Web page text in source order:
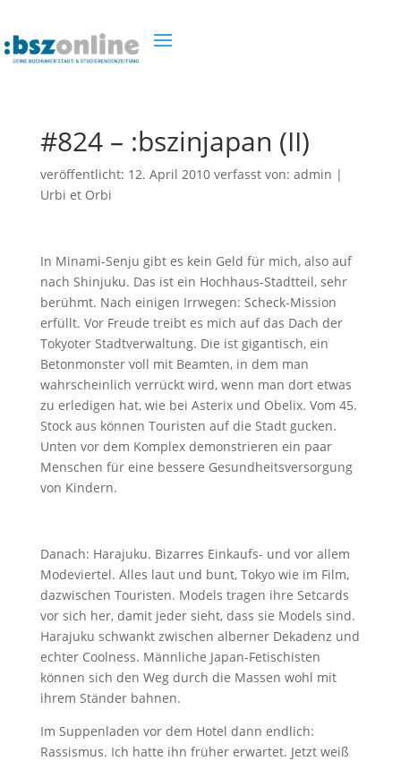
#824 – :bszinjapan (II)
veröffentlicht: 12. April 2010verfasst von: admin |
Urbi et Orbi
In Minami-Senju gibt es kein Geld für mich, also auf
nach Shinjuku. Das ist ein Hochhaus-Stadtteil, sehr
berühmt. Nach einigen Irrwegen: Scheck-Mission
erfüllt. Vor Freude treibt es mich auf das Dach der
Tokyoter Stadtverwaltung. Die ist gigantisch, ein
Betonmonster voll mit Beamten, in dem man
wahrscheinlich verrückt wird, wenn man dort etwas
zu erledigen hat, wie bei Asterix und Obelix. Vom 45.
Stock aus können Touristen auf die Stadt gucken.
Unten vor dem Komplex demonstrieren ein paar
Menschen für eine bessere Gesundheitsversorgung
von Kindern.
Danach: Harajuku. Bizarres Einkaufs- und vor allem
Modeviertel. Alles laut und bunt, Tokyo wie im Film,
dazwischen Touristen. Models tragen ihre Setcards
vor sich her, damit jeder sieht, dass sie Models sind.
Harajuku schwankt zwischen alberner Dekadenz und
echter Coolness. Männliche Japan-Fetischisten
können sich den Weg durch die Massen wohl mit
ihrem Ständer bahnen.
Im Suppenladen vor dem Hotel dann endlich:
Rassismus. Ich hatte ihn früher erwartet. Jetzt weiß